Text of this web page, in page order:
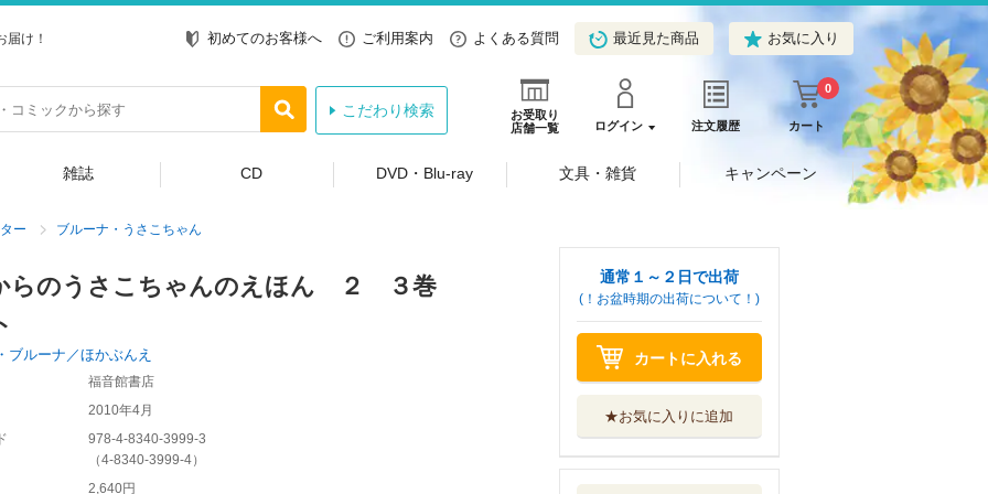
け！ 初めてのお客様へ ご利用案内 よくある質問 最近見た商品 お気に入り
お受取り
店舗一覧
ログイン 注文履歴 カート
0
こだわり検索
雑誌 CD DVD・Blu-ray 文具・雑貨 キャンペーン
ー ブルーナ・うさこちゃん
らのうさこちゃんのえほん ２ ３巻
ブルーナ／ほかぶんえ
福音館書店
2010年4月
978-4-8340-3999-3
（4-8340-3999-4）
2,640円
通常１～２日で出荷
(！お盆時期の出荷について！)
カートに入れる
★お気に入りに追加
ボリスのちょうせ
んぺたぺたシー...